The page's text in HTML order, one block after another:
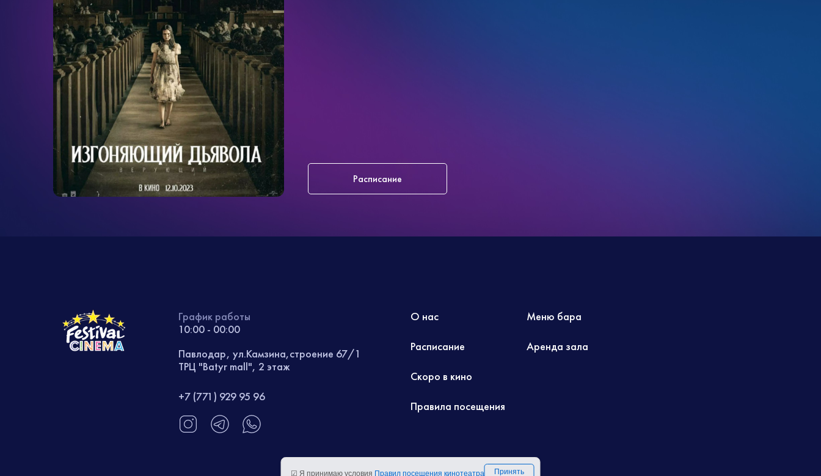
1ч. 51мин.
18+
Расписание
График работы
10:00 - 00:00
Павлодар, ул.Камзина,строение 67/1
ТРЦ "Batyr mall", 2 этаж
+7 (771) 929 95 96
О нас
Расписание
Скоро в кино
Правила посещения
Меню бара
Аренда зала
☑ Я принимаю условия Правил посещения кинотеатра Принять